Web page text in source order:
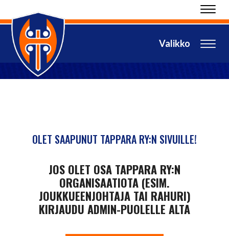
OLET SAAPUNUT TAPPARA RY:N SIVUILLE!
JOS OLET OSA TAPPARA RY:N
ORGANISAATIOTA (ESIM.
JOUKKUEENJOHTAJA TAI RAHURI)
KIRJAUDU ADMIN-PUOLELLE ALTA